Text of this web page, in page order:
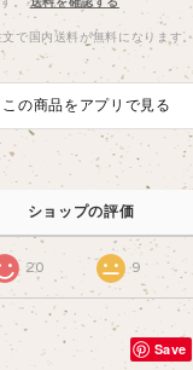
で国内送料が無料になります。
この商品をアプリで見る
ショップの評価
20 9
Save